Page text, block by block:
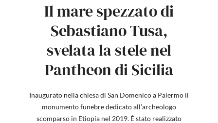
Il mare spezzato di
Sebastiano Tusa,
svelata la stele nel
Pantheon di Sicilia
Inaugurato nella chiesa di San Domenico a Palermo il
monumento funebre dedicato all’archeologo
scomparso in Etiopia nel 2019. È stato realizzato